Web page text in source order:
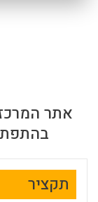
אתר
תקציר